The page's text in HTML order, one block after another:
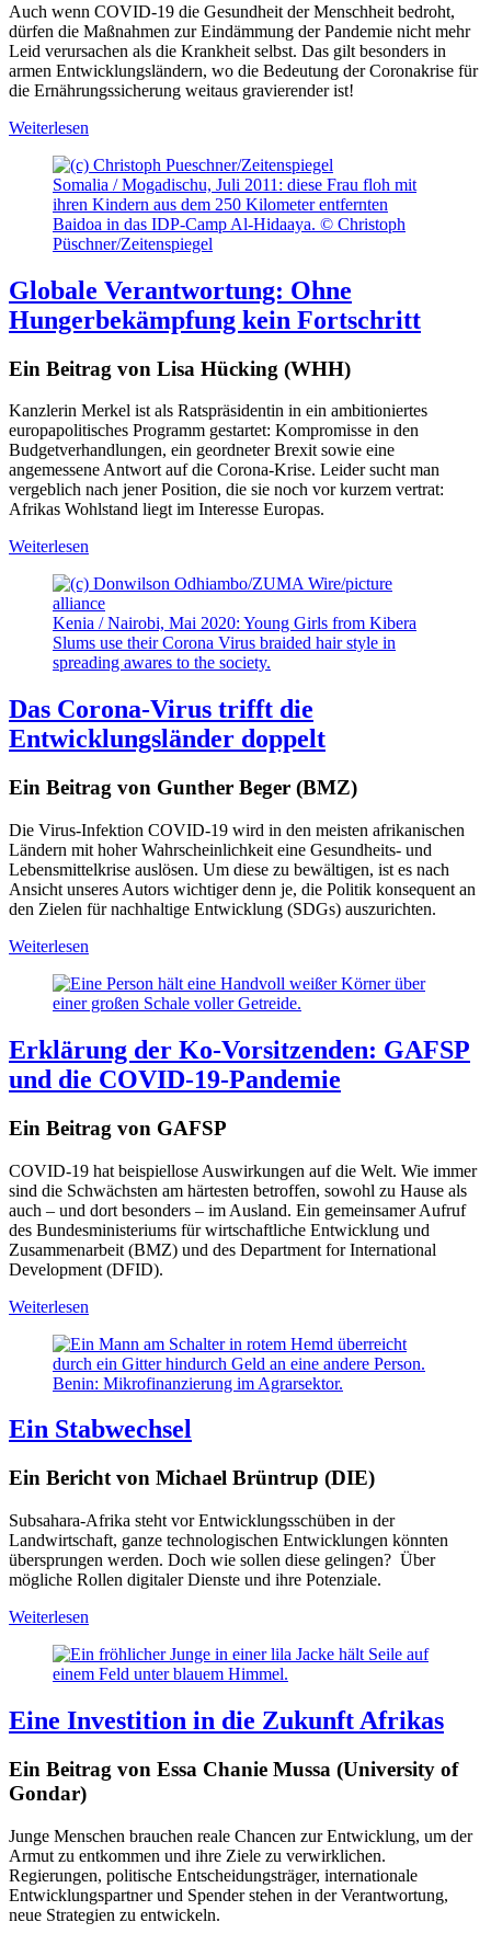
Auch wenn COVID-19 die Gesundheit der Menschheit bedroht,
dürfen die Maßnahmen zur Eindämmung der Pandemie nicht mehr
Leid verursachen als die Krankheit selbst. Das gilt besonders in
armen Entwicklungsländern, wo die Bedeutung der Coronakrise für
die Ernährungssicherung weitaus gravierender ist!
Weiterlesen
Somalia / Mogadischu, Juli 2011: diese Frau floh mit
ihren Kindern aus dem 250 Kilometer entfernten
Baidoa in das IDP-Camp Al-Hidaaya. © Christoph
Püschner/Zeitenspiegel
Globale Verantwortung: Ohne
Hungerbekämpfung kein Fortschritt
Ein Beitrag von Lisa Hücking (WHH)
Kanzlerin Merkel ist als Ratspräsidentin in ein ambitioniertes
europapolitisches Programm gestartet: Kompromisse in den
Budgetverhandlungen, ein geordneter Brexit sowie eine
angemessene Antwort auf die Corona-Krise. Leider sucht man
vergeblich nach jener Position, die sie noch vor kurzem vertrat:
Afrikas Wohlstand liegt im Interesse Europas.
Weiterlesen
Kenia / Nairobi, Mai 2020: Young Girls from Kibera
Slums use their Corona Virus braided hair style in
spreading awares to the society.
Das Corona-Virus trifft die
Entwicklungsländer doppelt
Ein Beitrag von Gunther Beger (BMZ)
Die Virus-Infektion COVID-19 wird in den meisten afrikanischen
Ländern mit hoher Wahrscheinlichkeit eine Gesundheits- und
Lebensmittelkrise auslösen. Um diese zu bewältigen, ist es nach
Ansicht unseres Autors wichtiger denn je, die Politik konsequent an
den Zielen für nachhaltige Entwicklung (SDGs) auszurichten.
Weiterlesen
Erklärung der Ko-Vorsitzenden: GAFSP
und die COVID-19-Pandemie
Ein Beitrag von GAFSP
COVID-19 hat beispiellose Auswirkungen auf die Welt. Wie immer
sind die Schwächsten am härtesten betroffen, sowohl zu Hause als
auch – und dort besonders – im Ausland. Ein gemeinsamer Aufruf
des Bundesministeriums für wirtschaftliche Entwicklung und
Zusammenarbeit (BMZ) und des Department for International
Development (DFID).
Weiterlesen
Benin: Mikrofinanzierung im Agrarsektor.
Ein Stabwechsel
Ein Bericht von Michael Brüntrup (DIE)
Subsahara-Afrika steht vor Entwicklungsschüben in der
Landwirtschaft, ganze technologischen Entwicklungen könnten
übersprungen werden. Doch wie sollen diese gelingen? Über
mögliche Rollen digitaler Dienste und ihre Potenziale.
Weiterlesen
Eine Investition in die Zukunft Afrikas
Ein Beitrag von Essa Chanie Mussa (University of
Gondar)
Junge Menschen brauchen reale Chancen zur Entwicklung, um der
Armut zu entkommen und ihre Ziele zu verwirklichen.
Regierungen, politische Entscheidungsträger, internationale
Entwicklungspartner und Spender stehen in der Verantwortung,
neue Strategien zu entwickeln.